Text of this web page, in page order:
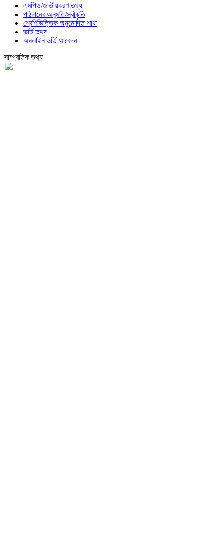
এমপিও/জাতীয়করণ তথ্য
পাঠদানের অনুমতি/স্বীকৃতি
শ্রেণিভিত্তিক অনুমোদিত শাখা
ভর্তি তথ্য
অনলাইন ভর্তি আবেদন
সাম্প্রতিক তথ্য